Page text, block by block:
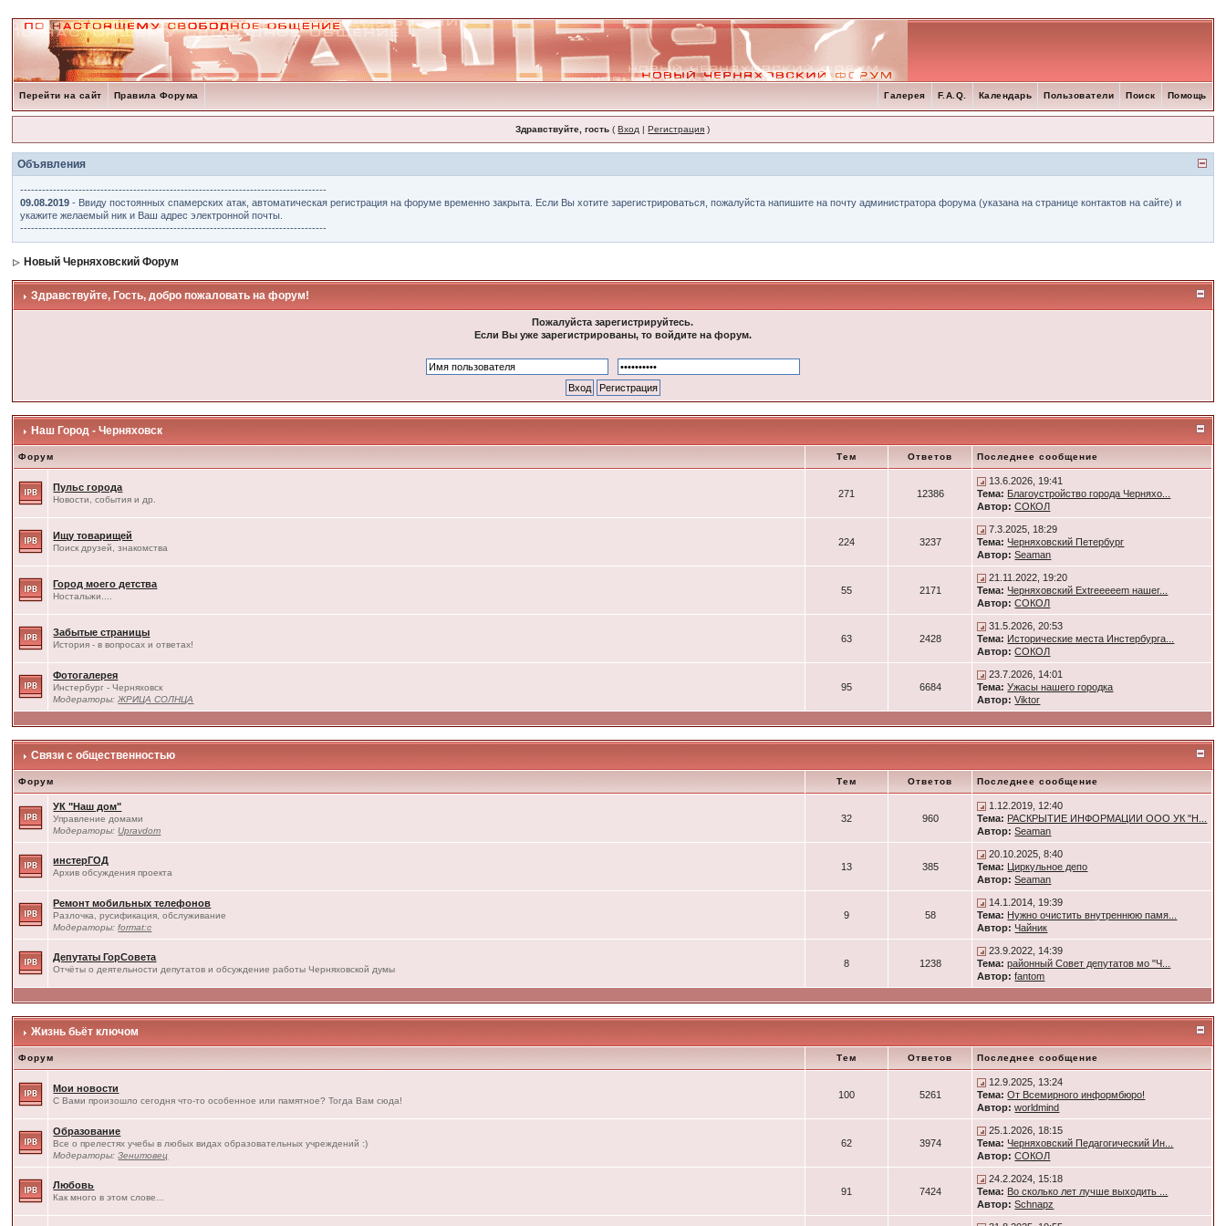
Перейти на сайт Правила Форума Помощь
Поиск
Пользователи
Календарь
F.A.Q.
Галерея
Здравствуйте, гость (Вход |Регистрация )
Объявления
------------------------------------------------------------------------------------
09.08.2019 - Ввиду постоянных спамерских атак, автоматическая регистрация на форуме временно закрыта. Если Вы хотите зарегистрироваться, пожалуйста напишите на почту администратора форума (указана на странице контактов на сайте) и
укажите желаемый ник и Ваш адрес электронной почты.
------------------------------------------------------------------------------------
Новый Черняховский Форум
Здравствуйте, Гость, добро пожаловать на форум!
Пожалуйста зарегистрируйтесь.
Если Вы уже зарегистрированы, то войдите на форум.
Наш Город - Черняховск
Форум Тем Ответов Последнее сообщение
Пульс города
Новости, события и др.
271 12386
13.6.2026, 19:41
Тема: Благоустройство города Черняхо...
Автор: СОКОЛ
Ищу товарищей
Поиск друзей, знакомства
224 3237
7.3.2025, 18:29
Тема: Черняховский Петербург
Автор: Seaman
Город моего детства
Ностальжи....
55 2171
21.11.2022, 19:20
Тема: Черняховский Extreeeeem нашег...
Автор: СОКОЛ
Забытые страницы
История - в вопросах и ответах!
63 2428
31.5.2026, 20:53
Тема: Исторические места Инстербурга...
Автор: СОКОЛ
Фотогалерея
Инстербург - Черняховск
Модераторы:ЖРИЦА СОЛНЦА
95 6684
23.7.2026, 14:01
Тема: Ужасы нашего городка
Автор: Viktor
Связи с общественностью
Форум Тем Ответов Последнее сообщение
УК "Наш дом"
Управление домами
Модераторы:Upravdom
32 960
1.12.2019, 12:40
Тема: РАСКРЫТИЕ ИНФОРМАЦИИ ООО УК "Н...
Автор: Seaman
инстерГОД
Архив обсуждения проекта
13 385
20.10.2025, 8:40
Тема: Циркульное депо
Автор: Seaman
Ремонт мобильных телефонов
Разлочка, русификация, обслуживание
Модераторы:format:c
9 58
14.1.2014, 19:39
Тема: Нужно очистить внутреннюю памя...
Автор: Чайник
Депутаты ГорСовета
Отчёты о деятельности депутатов и обсуждение работы Черняховской думы
8 1238
23.9.2022, 14:39
Тема: районный Совет депутатов мо "Ч...
Автор: fantom
Жизнь бьёт ключом
Форум Тем Ответов Последнее сообщение
Мои новости
С Вами произошло сегодня что-то особенное или памятное? Тогда Вам сюда!
100 5261
12.9.2025, 13:24
Тема: От Всемирного информбюро!
Автор: worldmind
Образование
Все о прелестях учебы в любых видах образовательных учреждений :)
Модераторы:Зенитовец
62 3974
25.1.2026, 18:15
Тема: Черняховский Педагогический Ин...
Автор: СОКОЛ
Любовь
Как много в этом слове...
91 7424
24.2.2024, 15:18
Тема: Во сколько лет лучше выходить ...
Автор: Schnapz